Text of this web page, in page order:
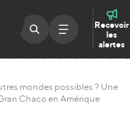
Recevoir
les
alertes
mondes possibles ? Une
Chaco en Amérique